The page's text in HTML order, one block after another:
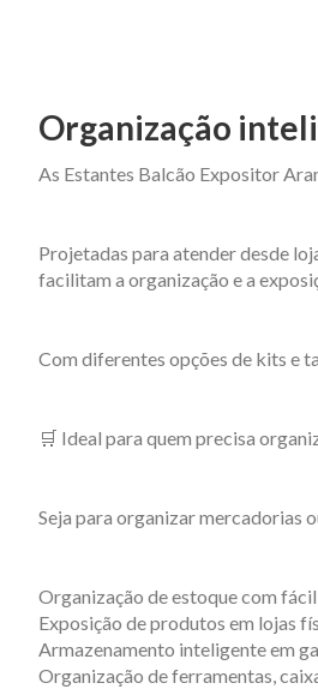
Organização
As Estantes Balcão Expositor
Projetadas para atender desde
facilitam a organização e a
Com diferentes opções de kits e
🛒 Ideal para quem precisa
Seja para organizar mercadorias
Organização de estoque com
Exposição de produtos em lojas
Armazenamento inteligente em
Organização de ferramentas,